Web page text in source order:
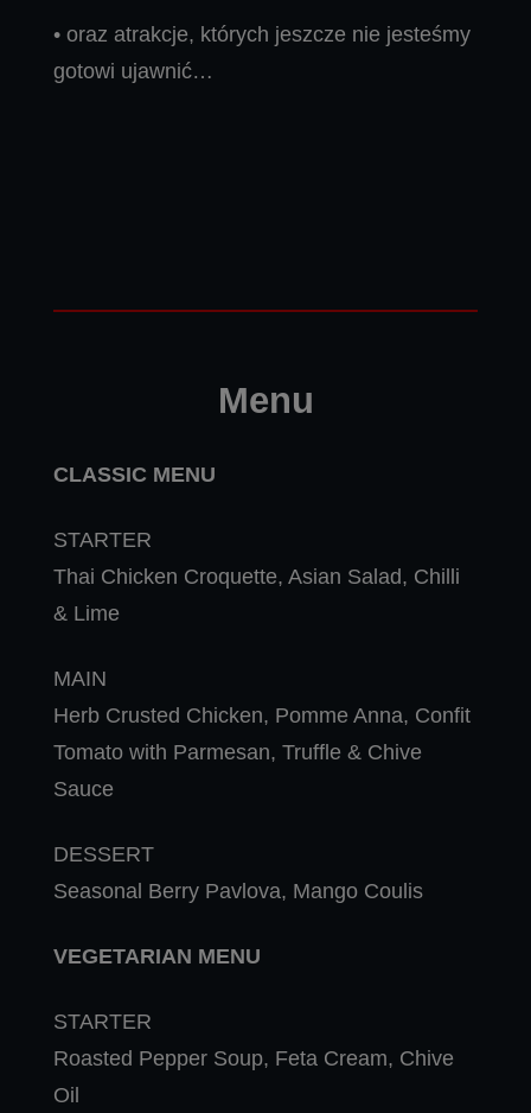
• oraz atrakcje, których jeszcze nie jesteśmy
gotowi ujawnić…
Menu
CLASSIC MENU
STARTER
Thai Chicken Croquette, Asian Salad, Chilli
& Lime
MAIN
Herb Crusted Chicken, Pomme Anna, Confit
Tomato with Parmesan, Truffle & Chive
Sauce
DESSERT
Seasonal Berry Pavlova, Mango Coulis
VEGETARIAN MENU
STARTER
Roasted Pepper Soup, Feta Cream, Chive
Oil